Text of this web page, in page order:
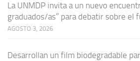
La UNMDP invita a un nuevo
graduados/as” para debatir sobre el
AGOSTO 3, 2026
Desarrollan un film biodegradable